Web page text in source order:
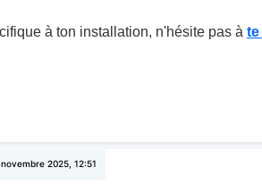
à ton installation, n'hésite pas à
novembre 2025, 12:51